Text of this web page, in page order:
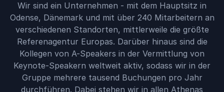
Wir sind ein Unternehmen - mit dem Hauptsitz in
Odense, Dänemark und mit über 240 Mitarbeitern an
verschiedenen Standorten, mittlerweile die größte
Referenagentur Europas. Darüber hinaus sind die
Kollegen von A-Speakers in der Vermittlung von
Keynote-Speakern weltweit aktiv, sodass wir in der
Gruppe mehrere tausend Buchungen pro Jahr
durchführen. Dabei stehen wir in allen Athenas